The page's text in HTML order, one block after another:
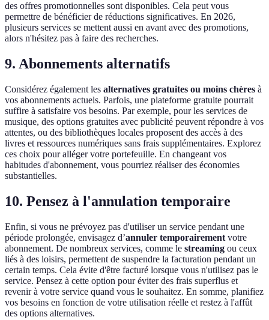
des offres promotionnelles sont disponibles. Cela peut vous
permettre de bénéficier de réductions significatives. En 2026,
plusieurs services se mettent aussi en avant avec des promotions,
alors n'hésitez pas à faire des recherches.
9. Abonnements alternatifs
Considérez également les alternatives gratuites ou moins chères à
vos abonnements actuels. Parfois, une plateforme gratuite pourrait
suffire à satisfaire vos besoins. Par exemple, pour les services de
musique, des options gratuites avec publicité peuvent répondre à vos
attentes, ou des bibliothèques locales proposent des accès à des
livres et ressources numériques sans frais supplémentaires. Explorez
ces choix pour alléger votre portefeuille. En changeant vos
habitudes d'abonnement, vous pourriez réaliser des économies
substantielles.
10. Pensez à l'annulation temporaire
Enfin, si vous ne prévoyez pas d'utiliser un service pendant une
période prolongée, envisagez d’annuler temporairement votre
abonnement. De nombreux services, comme le streaming ou ceux
liés à des loisirs, permettent de suspendre la facturation pendant un
certain temps. Cela évite d'être facturé lorsque vous n'utilisez pas le
service. Pensez à cette option pour éviter des frais superflus et
revenir à votre service quand vous le souhaitez. En somme, planifiez
vos besoins en fonction de votre utilisation réelle et restez à l'affût
des options alternatives.